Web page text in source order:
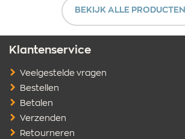
BEKIJK ALLE PRODUCTEN
Klantenservice
Veelgestelde vragen
Bestellen
Betalen
Verzenden
Retourneren